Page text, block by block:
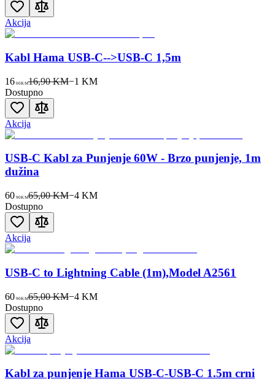
Akcija
Kabl Hama USB-C-->USB-C 1,5m
16 00KM16,90 KM−1 KM
Dostupno
Akcija
USB-C Kabl za Punjenje 60W - Brzo punjenje, 1m
dužina
60 90KM65,00 KM−4KM
Dostupno
Akcija
USB-C to Lightning Cable (1m),Model A2561
60 90KM65,00 KM−4KM
Dostupno
Akcija
Kabl za punjenje Hama USB-C-USB-C 1.5m crni